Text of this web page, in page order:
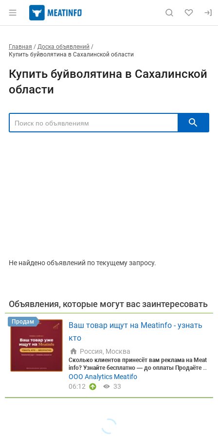
Главная
Доска объявлений
Купить буйволятина в Сахалинской области
Купить буйволятина в Сахалинской
области
Не найдено объявлений по текущему запросу.
Объявления, которые могут вас заинтересовать
Продам
Ваш товар ищут на Meatinfo - узнать
кто
Россия, Москва
Сколько клиентов принесёт вам реклама на Meat
info? Узнайте бесплатно — до оплаты Продаёте м
ясо, мясопродукты или скот оптом? Прежде чем
вкладывать в рекламу — узнайте, сколько она р
еально вам принесёт.
о постоянных клиентов и входящих заявок; ►Хо
х почти не приносят откликов; ►Непонятно, окуп
ится ли платное продвижение.
ООО Analytics Meatifo
06:12
33